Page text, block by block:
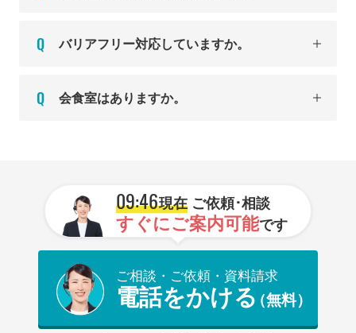
バリアフリー対応していますか。
会食室はありますか。
09:46現在ご依頼･相談
すぐにご案内可能です
ご相談・ご依頼・資料請求
電話をかける（無料）